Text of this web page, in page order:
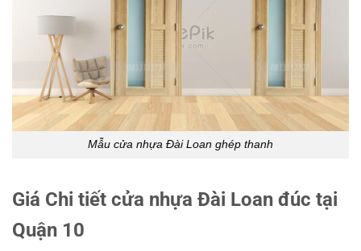
Mẫu cửa nhựa Đài Loan ghép thanh
Giá Chi tiết cửa nhựa Đài Loan đúc tại
Quận 10